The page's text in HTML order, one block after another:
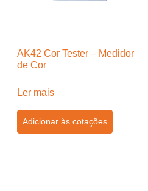
AK42 Cor Tester – Medidor
de Cor
Ler mais
Adicionar às cotações